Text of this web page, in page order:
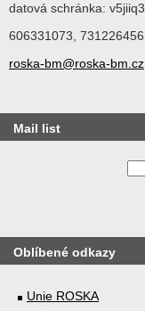
datová schránka: v5jiiq3
606331073, 731226456
roska-bm@roska-bm.cz
Mail list
Oblíbené odkazy
Unie ROSKA